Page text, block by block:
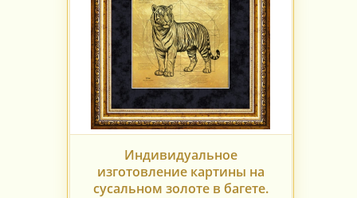
Индивидуальное
изготовление картины на
сусальном золоте в багете.